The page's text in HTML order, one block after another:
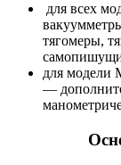
для всех
тягомеры,
для модели
—